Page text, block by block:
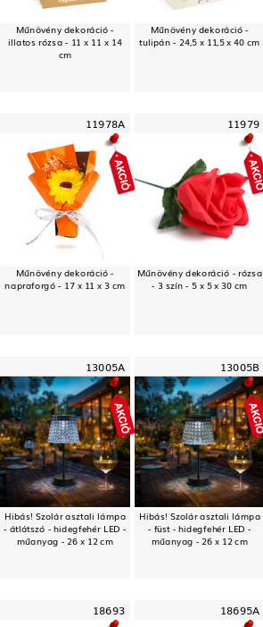
Műnövény dekoráció -
illatos rózsa - 11 x 11 x 14
cm
Műnövény dekoráció -
tulipán - 24,5 x 11,5 x 40 cm
11978A
Műnövény dekoráció -
napraforgó - 17 x 11 x 3 cm
11979
Műnövény dekoráció - rózsa
- 3 szín - 5 x 5 x 30 cm
13005A
Hibás! Szolár asztali lámpa
- átlátszó - hidegfehér LED -
műanyag - 26 x 12 cm
13005B
Hibás! Szolár asztali lámpa
- füst - hidegfehér LED -
műanyag - 26 x 12 cm
18693 18695A